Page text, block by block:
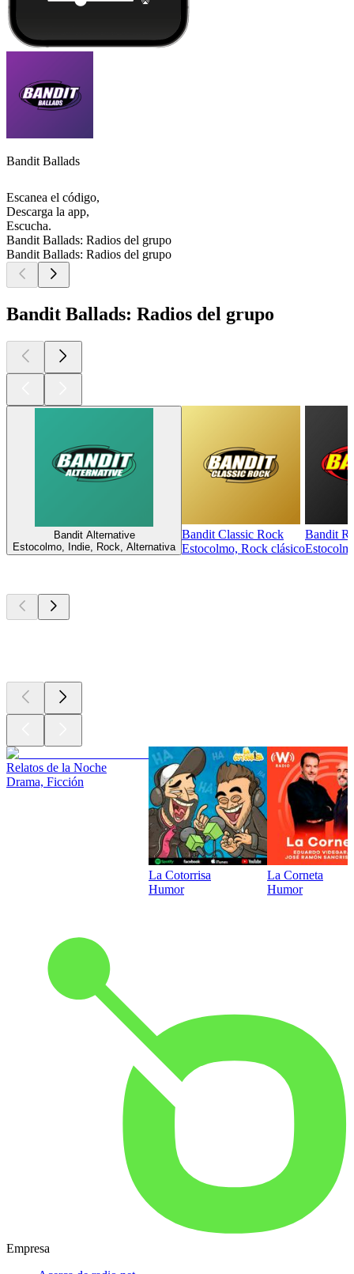
Bandit Ballads
Escanea el código,
Descarga la app,
Escucha.
Bandit Ballads: Radios del grupo
Bandit Ballads: Radios del grupo
Bandit Ballads: Radios del grupo
Bandit Alternative
Estocolmo, Indie, Rock, Alternativa
Bandit Classic Rock
Estocolmo, Rock clásico
Bandit
Relatos de la Noche
Drama, Ficción
La Cotorrisa
Humor
La Corneta
Humor
Empresa